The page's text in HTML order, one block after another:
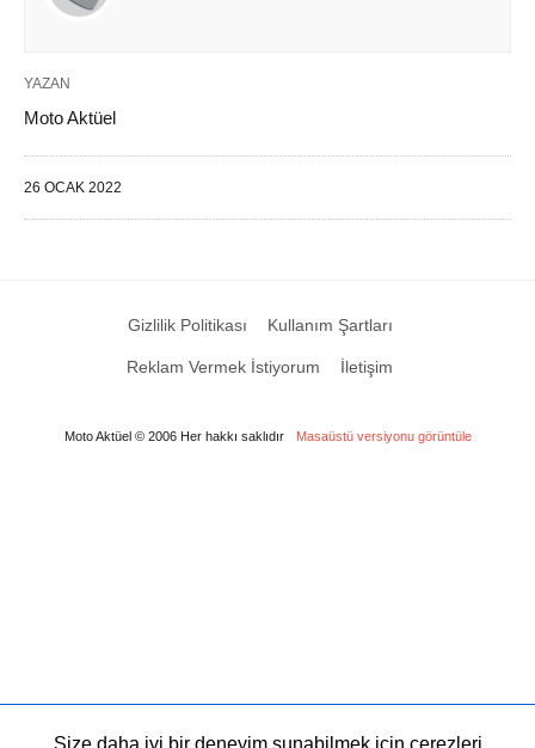
YAZAN
Moto Aktüel
26 OCAK 2022
Gizlilik Politikası Kullanım Şartları
Reklam Vermek İstiyorum İletişim
Moto Aktüel © 2006 Her hakkı saklıdır Masaüstü versiyonu görüntüle
Size daha iyi bir deneyim sunabilmek için çerezleri